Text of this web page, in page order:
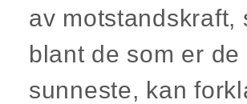
av motstandskraft,
blant de som er de
sunneste, kan